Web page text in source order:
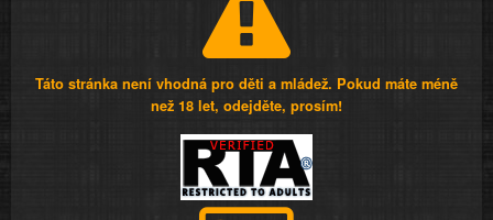
Táto stránka není vhodná pro děti a mládež. Pokud máte méně
než 18 let, odejděte, prosím!